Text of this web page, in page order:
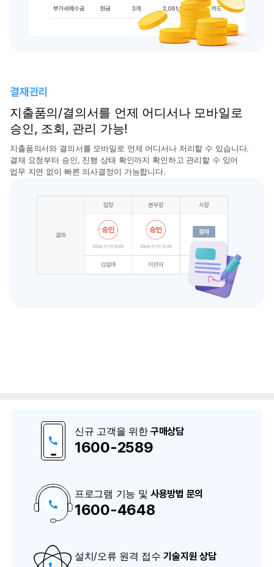
결재관리
지출품의/결의서를 언제 어디서나 모바일로
승인, 조회, 관리 가능!
지출품의서와 결의서를 모바일로 언제 어디서나 처리할 수 있습니다.
결재 요청부터 승인, 진행 상태 확인까지 확인하고 관리할 수 있어
업무 지연 없이 빠른 의사결정이 가능합니다.
구
매
S
상
신규 고객을 위한 구매상담
1600-2589
프로그램 기능 및 사용방법 문의
1600-4648
설치/오류 원격 접수기술지원 상담